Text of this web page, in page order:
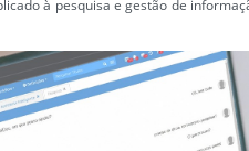
à pesquisa e gestão de